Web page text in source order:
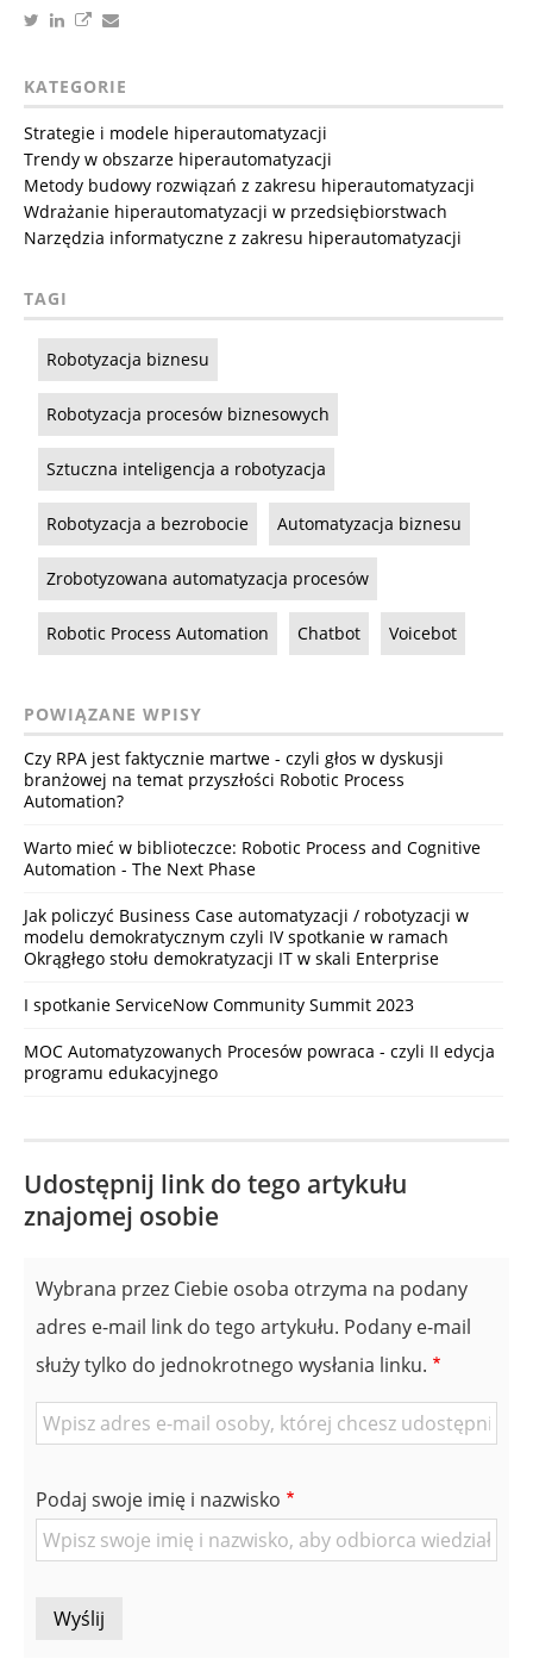
KATEGORIE
Strategie i modele hiperautomatyzacji
Trendy w obszarze hiperautomatyzacji
Metody budowy rozwiązań z zakresu hiperautomatyzacji
Wdrażanie hiperautomatyzacji w przedsiębiorstwach
Narzędzia informatyczne z zakresu hiperautomatyzacji
TAGI
Robotyzacja biznesu
Robotyzacja procesów biznesowych
Sztuczna inteligencja a robotyzacja
Robotyzacja a bezrobocie Automatyzacja biznesu
Zrobotyzowana automatyzacja procesów
Robotic Process Automation Chatbot Voicebot
POWIĄZANE WPISY
Czy RPA jest faktycznie martwe - czyli głos w dyskusji
branżowej na temat przyszłości Robotic Process
Automation?
Warto mieć w biblioteczce: Robotic Process and Cognitive
Automation - The Next Phase
Jak policzyć Business Case automatyzacji / robotyzacji w
modelu demokratycznym czyli IV spotkanie w ramach
Okrągłego stołu demokratyzacji IT w skali Enterprise
I spotkanie ServiceNow Community Summit 2023
MOC Automatyzowanych Procesów powraca - czyli II edycja
programu edukacyjnego
Udostępnij link do tego artykułu
znajomej osobie
Wybrana przez Ciebie osoba otrzyma na podany
adres e-mail link do tego artykułu. Podany e-mail
służy tylko do jednokrotnego wysłania linku.
E-
znajomej
Osoby
Podaj swoje imię i nazwisko